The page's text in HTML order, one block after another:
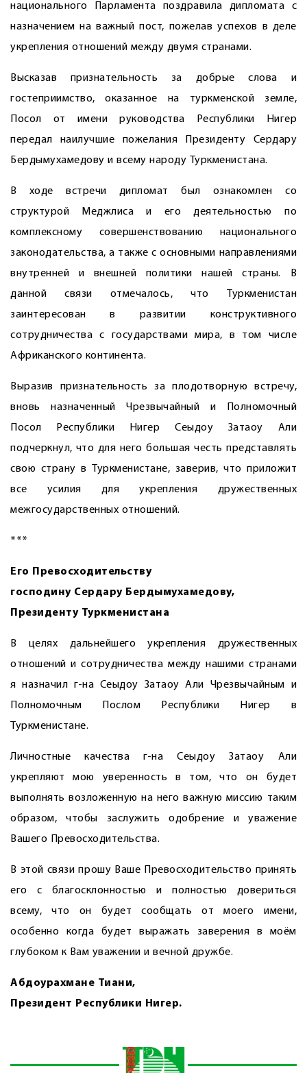
национального Парламента поздравила дипломата с
назначением на важный пост, пожелав успехов в деле
укрепления отношений между двумя странами.
Высказав признательность за добрые слова и
гостеприимство, оказанное на туркменской земле,
Посол от имени руководства Республики Нигер
передал наилучшие пожелания Президенту Сердару
Бердымухамедову и всему народу Туркменистана.
В ходе встречи дипломат был ознакомлен со
структурой Меджлиса и его деятельностью по
комплексному совершенствованию национального
законодательства, а также с основными направлениями
внутренней и внешней политики нашей страны. В
данной связи отмечалось, что Туркменистан
заинтересован в развитии конструктивного
сотрудничества с государствами мира, в том числе
Африканского континента.
Выразив признательность за плодотворную встречу,
вновь назначенный Чрезвычайный и Полномочный
Посол Республики Нигер Сеыдоу Затаоу Али
подчеркнул, что для него большая честь представлять
свою страну в Туркменистане, заверив, что приложит
все усилия для укрепления дружественных
межгосударственных отношений.
***
Его Превосходительству
господину Сердару Бердымухамедову,
Президенту Туркменистана
В целях дальнейшего укрепления дружественных
отношений и сотрудничества между нашими странами
я назначил г-на Сеыдоу Затаоу Али Чрезвычайным и
Полномочным Послом Республики Нигер в
Туркменистане.
Личностные качества г-на Сеыдоу Затаоу Али
укрепляют мою уверенность в том, что он будет
выполнять возложенную на него важную миссию таким
образом, чтобы заслужить одобрение и уважение
Вашего Превосходительства.
В этой связи прошу Ваше Превосходительство принять
его с благосклонностью и полностью довериться
всему, что он будет сообщать от моего имени,
особенно когда будет выражать заверения в моём
глубоком к Вам уважении и вечной дружбе.
Абдоурахмане Тиани,
Президент Республики Нигер.